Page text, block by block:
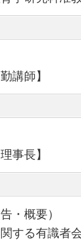
講師】
事長】
・概要）
する有識者